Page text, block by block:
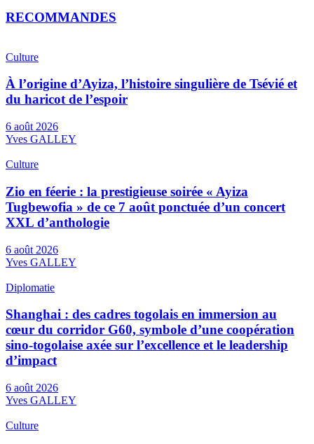
RECOMMANDES
Culture
À l’origine d’Ayiza, l’histoire singulière de Tsévié et
du haricot de l’espoir
6 août 2026
Yves GALLEY
Culture
Zio en féerie : la prestigieuse soirée « Ayiza
Tugbewofia » de ce 7 août ponctuée d’un concert
XXL d’anthologie
6 août 2026
Yves GALLEY
Diplomatie
Shanghai : des cadres togolais en immersion au
cœur du corridor G60, symbole d’une coopération
sino-togolaise axée sur l’excellence et le leadership
d’impact
6 août 2026
Yves GALLEY
Culture